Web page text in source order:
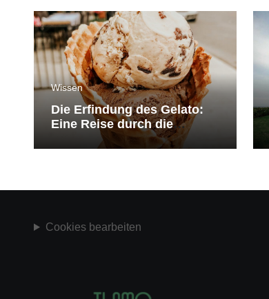
Wissen
Die Erfindung des Gelato:
Eine Reise durch die
Geschichte der Eiscreme
Cookies bearbeiten